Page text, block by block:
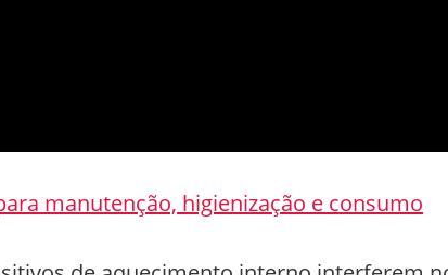
manutenção, higienização e consumo